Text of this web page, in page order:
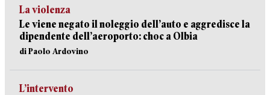
La violenza
Le viene negato il noleggio dell’auto e aggredisce la
dipendente dell’aeroporto: choc a Olbia
di Paolo Ardovino
L’intervento